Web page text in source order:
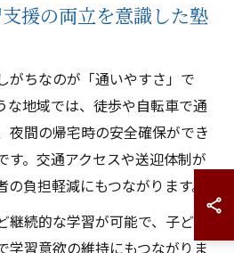
援の両立を意識した塾
がちなのが「通いやすさ」で
な地域では、徒歩や自転車で通
夜間の帰宅時の安全確保ができ
す。交通アクセスや送迎体制が
負担軽減にもつながります。
続的な学習が可能で、子ども
学習意欲の維持にもつながりま